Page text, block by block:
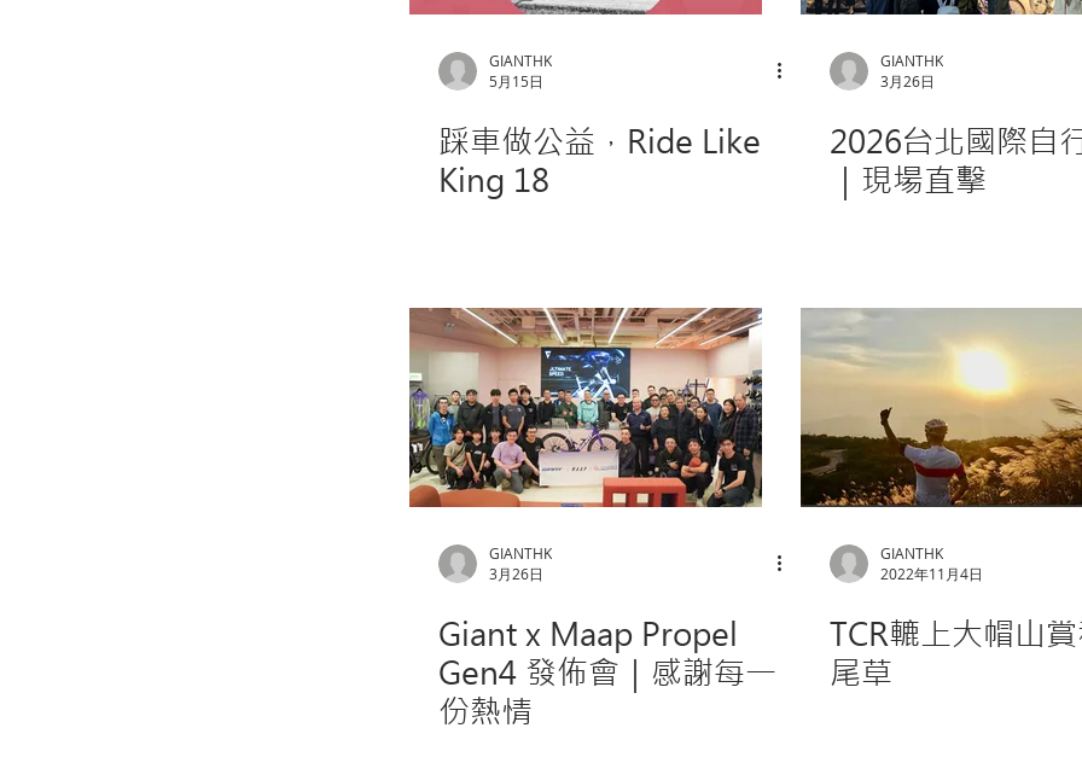
GIANTHK
5月15日
踩車做公益，Ride Like
King 18
GIANTHK
3月26日
2026台北國際自
｜現場直擊
GIANTHK
3月26日
Giant x Maap Propel
Gen4 發佈會｜感謝每一
份熱情
GIANTHK
2022年11月4日
TCR轆上大帽山
尾草